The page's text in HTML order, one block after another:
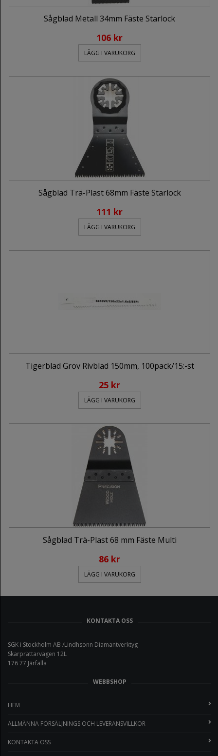
Sågblad Metall 34mm Fäste Starlock
106 kr
LÄGG I VARUKORG
Sågblad Trä-Plast 68mm Fäste Starlock
111 kr
LÄGG I VARUKORG
Tigerblad Grov Rivblad 150mm, 100pack/15:-st
25 kr
LÄGG I VARUKORG
Sågblad Trä-Plast 68 mm Fäste Multi
86 kr
LÄGG I VARUKORG
KONTAKTA OSS
SGK i Stockholm AB /Lindhsonn Diamantverktyg
Skarprättarvägen 12L
176 77 Järfälla
WEBBSHOP
HEM
ALLMÄNNA FÖRSÄLJNINGS OCH LEVERANSVILLKOR
KONTAKTA OSS